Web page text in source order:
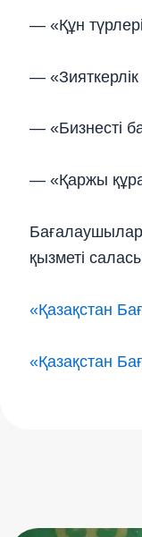
— «Құн
— «Зияткерлiк
— «Бизнесті
— «Қаржы
Бағалаушылар
қызметі
«Қазақстан
«Қазақстан